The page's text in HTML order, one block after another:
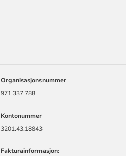
Organisasjonsnummer
971 337 788
Kontonummer
3201.43.18843
Fakturainformasjon: